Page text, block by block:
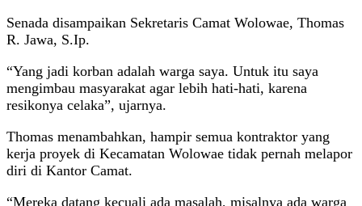
Senada disampaikan Sekretaris Camat Wolowae, Thomas
R. Jawa, S.Ip.
“Yang jadi korban adalah warga saya. Untuk itu saya
mengimbau masyarakat agar lebih hati-hati, karena
resikonya celaka”, ujarnya.
Thomas menambahkan, hampir semua kontraktor yang
kerja proyek di Kecamatan Wolowae tidak pernah melapor
diri di Kantor Camat.
“Mereka datang kecuali ada masalah, misalnya ada warga